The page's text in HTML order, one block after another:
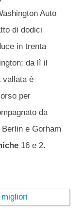
Auto
di dodici
in trenta
da lì il
vallata è
per
da
e Gorham
16 e 2.